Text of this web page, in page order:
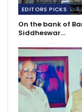
EDITORS PICKS
On the bank of
Siddheswar…